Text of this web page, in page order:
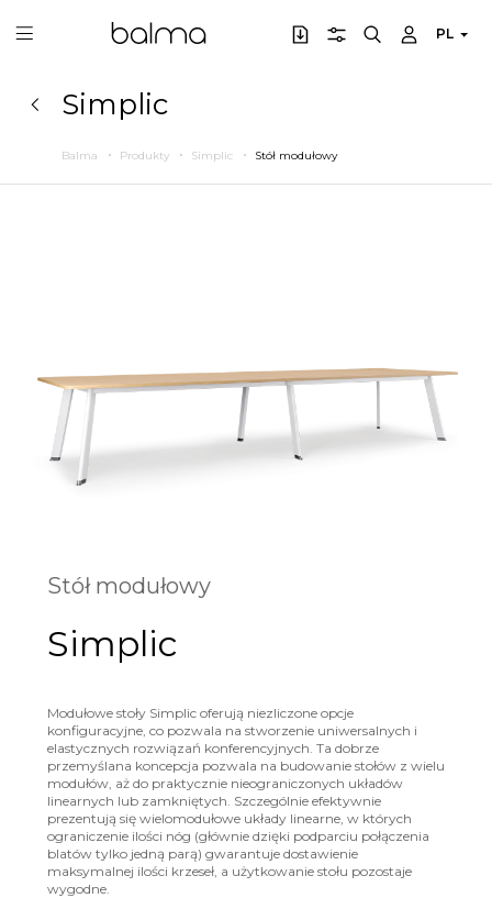
PL
Simplic
Balma Produkty Simplic Stół modułowy
Stół modułowy
Simplic
Modułowe stoły Simplic oferują niezliczone opcje
konfiguracyjne, co pozwala na stworzenie uniwersalnych i
elastycznych rozwiązań konferencyjnych. Ta dobrze
przemyślana koncepcja pozwala na budowanie stołów z wielu
modułów, aż do praktycznie nieograniczonych układów
linearnych lub zamkniętych. Szczególnie efektywnie
prezentują się wielomodułowe układy linearne, w których
ograniczenie ilości nóg (głównie dzięki podparciu połączenia
blatów tylko jedną parą) gwarantuje dostawienie
maksymalnej ilości krzeseł, a użytkowanie stołu pozostaje
wygodne.